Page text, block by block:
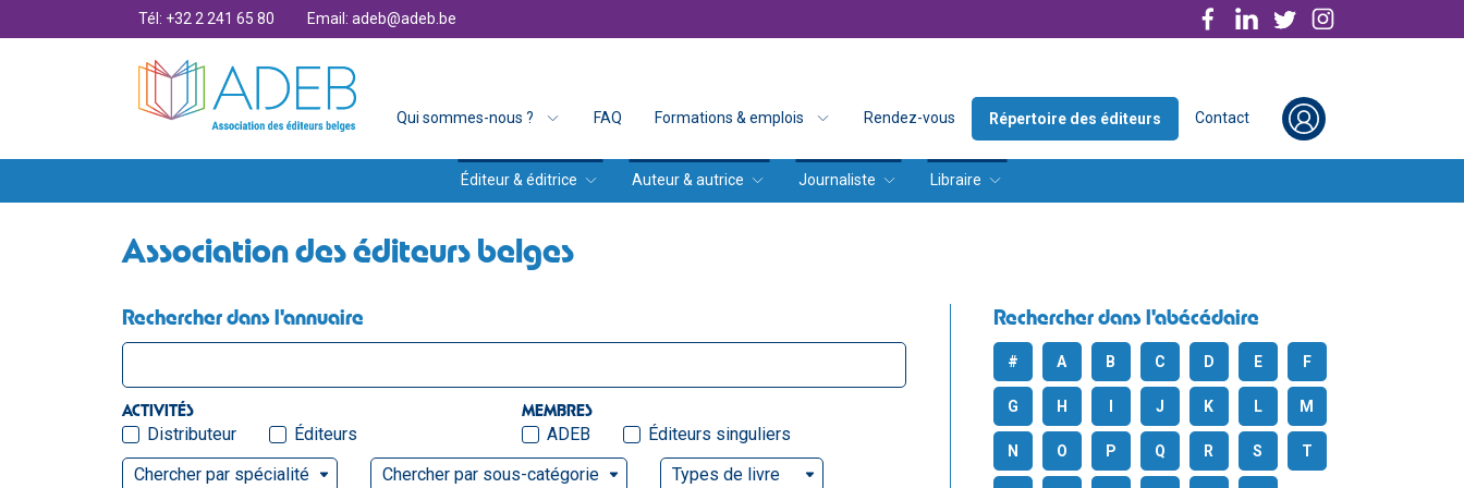
Tél: +32 2 241 65 80 Email: adeb@adeb.be
Qui sommes-nous ? FAQ Formations & emplois Rendez-vous Répertoire des éditeurs Contact
Éditeur & éditrice Auteur & autrice Journaliste Libraire
Association des éditeurs belges
Rechercher dans l'abécédaire
# A B C D E F
G H J K L M
N O P Q R S T
Rechercher dans l'annuaire
ACTIVITÉS
Distributeur Éditeurs
MEMBRES
ADEB
Éditeurs singuliers
Chercher par spécialité
Chercher par sous-catégorie Types de livre